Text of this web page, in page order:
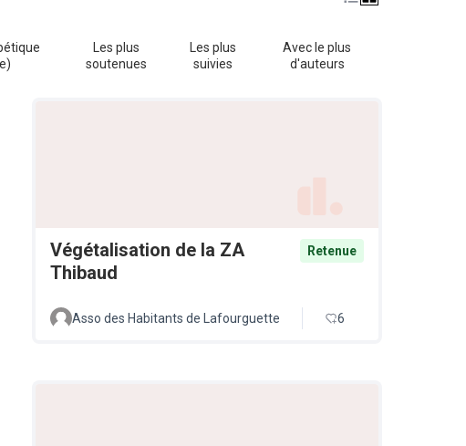
Les plus
soutenues
Les plus
suivies
Avec le plus
d'auteurs
Végétalisation de la ZA
Thibaud
Retenue
Asso des Habitants de Lafourguette 6